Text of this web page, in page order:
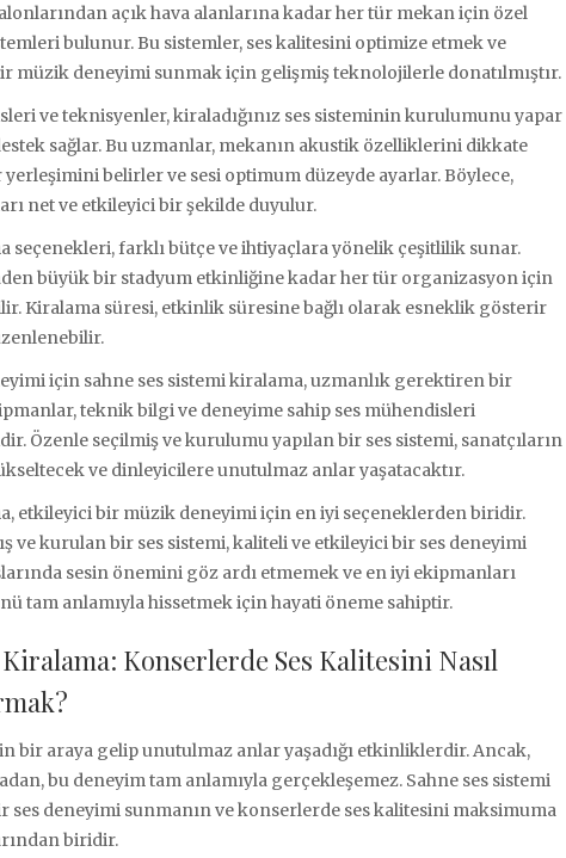
açık hava alanlarına kadar her tür mekan için özel
bulunur. Bu sistemler, ses kalitesini optimize etmek ve
müzik deneyimi sunmak için gelişmiş teknolojilerle donatılmıştır.
ve teknisyenler, kiraladığınız ses sisteminin kurulumunu yapar
sağlar. Bu uzmanlar, mekanın akustik özelliklerini dikkate
belirler ve sesi optimum düzeyde ayarlar. Böylece,
net ve etkileyici bir şekilde duyulur.
seçenekleri, farklı bütçe ve ihtiyaçlara yönelik çeşitlilik sunar.
büyük bir stadyum etkinliğine kadar her tür organizasyon için
Kiralama süresi, etkinlik süresine bağlı olarak esneklik gösterir
için sahne ses sistemi kiralama, uzmanlık gerektiren bir
teknik bilgi ve deneyime sahip ses mühendisleri
Özenle seçilmiş ve kurulumu yapılan bir ses sistemi, sanatçıların
ve dinleyicilere unutulmaz anlar yaşatacaktır.
etkileyici bir müzik deneyimi için en iyi seçeneklerden biridir.
ve kurulan bir ses sistemi, kaliteli ve etkileyici bir ses deneyimi
sesin önemini göz ardı etmemek ve en iyi ekipmanları
tam anlamıyla hissetmek için hayati öneme sahiptir.
Kiralama: Konserlerde Ses Kalitesini Nasıl
bir araya gelip unutulmaz anlar yaşadığı etkinliklerdir. Ancak,
bu deneyim tam anlamıyla gerçekleşemez. Sahne ses sistemi
deneyimi sunmanın ve konserlerde ses kalitesini maksimuma
biridir.